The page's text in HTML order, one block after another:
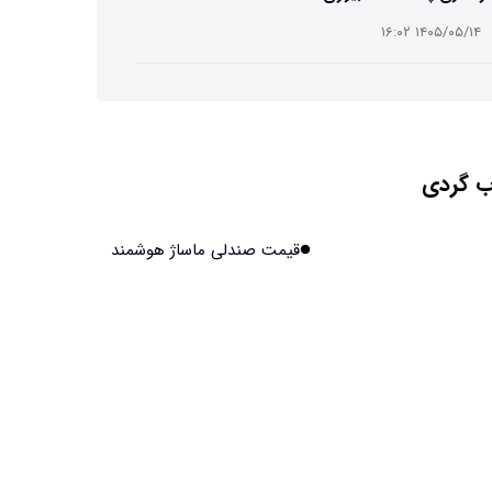
۱۴۰۵/۰۵/۱۴ ۱۶:۰۲
مصنوعی جدید، انسان از آب درآمد!
گردی
قیمت صندلی ماساژ هوشمند